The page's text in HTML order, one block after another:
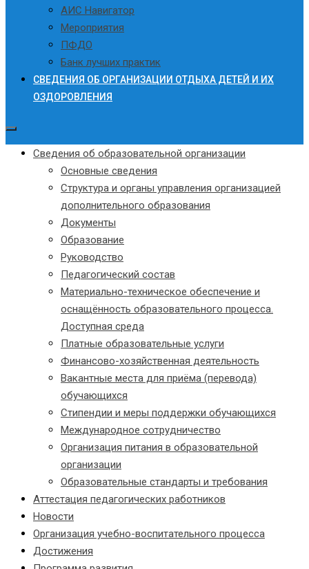
АИС Навигатор
Мероприятия
ПФДО
Банк лучших практик
СВЕДЕНИЯ ОБ ОРГАНИЗАЦИИ ОТДЫХА ДЕТЕЙ И ИХ
ОЗДОРОВЛЕНИЯ
Сведения об образовательной организации
Основные сведения
Структура и органы управления организацией
дополнительного образования
Документы
Образование
Руководство
Педагогический состав
Материально-техническое обеспечение и
оснащённость образовательного процесса.
Доступная среда
Платные образовательные услуги
Финансово-хозяйственная деятельность
Вакантные места для приёма (перевода)
обучающихся
Стипендии и меры поддержки обучающихся
Международное сотрудничество
Организация питания в образовательной
организации
Образовательные стандарты и требования
Аттестация педагогических работников
Новости
Организация учебно-воспитательного процесса
Достижения